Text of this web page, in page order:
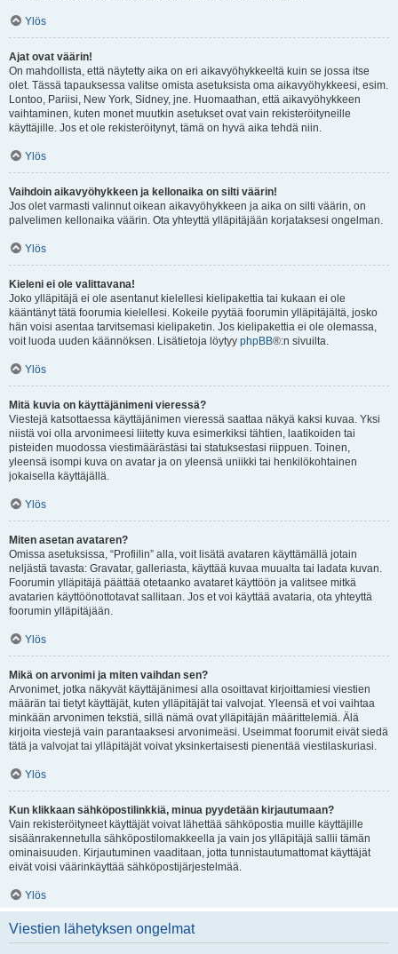
Ylös
Ajat ovat väärin!
On mahdollista, että näytetty aika on eri aikavyöhykkeeltä kuin se jossa itse
olet. Tässä tapauksessa valitse omista asetuksista oma aikavyöhykkeesi, esim.
Lontoo, Pariisi, New York, Sidney, jne. Huomaathan, että aikavyöhykkeen
vaihtaminen, kuten monet muutkin asetukset ovat vain rekisteröityneille
käyttäjille. Jos et ole rekisteröitynyt, tämä on hyvä aika tehdä niin.
Ylös
Vaihdoin aikavyöhykkeen ja kellonaika on silti väärin!
Jos olet varmasti valinnut oikean aikavyöhykkeen ja aika on silti väärin, on
palvelimen kellonaika väärin. Ota yhteyttä ylläpitäjään korjataksesi ongelman.
Ylös
Kieleni ei ole valittavana!
Joko ylläpitäjä ei ole asentanut kielellesi kielipakettia tai kukaan ei ole
kääntänyt tätä foorumia kielellesi. Kokeile pyytää foorumin ylläpitäjältä, josko
hän voisi asentaa tarvitsemasi kielipaketin. Jos kielipakettia ei ole olemassa,
voit luoda uuden käännöksen. Lisätietoja löytyy phpBB®:n sivuilta.
Ylös
Mitä kuvia on käyttäjänimeni vieressä?
Viestejä katsottaessa käyttäjänimen vieressä saattaa näkyä kaksi kuvaa. Yksi
niistä voi olla arvonimeesi liitetty kuva esimerkiksi tähtien, laatikoiden tai
pisteiden muodossa viestimäärästäsi tai statuksestasi riippuen. Toinen,
yleensä isompi kuva on avatar ja on yleensä uniikki tai henkilökohtainen
jokaisella käyttäjällä.
Ylös
Miten asetan avataren?
Omissa asetuksissa, “Profiilin” alla, voit lisätä avataren käyttämällä jotain
neljästä tavasta: Gravatar, galleriasta, käyttää kuvaa muualta tai ladata kuvan.
Foorumin ylläpitäjä päättää otetaanko avataret käyttöön ja valitsee mitkä
avatarien käyttöönottotavat sallitaan. Jos et voi käyttää avataria, ota yhteyttä
foorumin ylläpitäjään.
Ylös
Mikä on arvonimi ja miten vaihdan sen?
Arvonimet, jotka näkyvät käyttäjänimesi alla osoittavat kirjoittamiesi viestien
määrän tai tietyt käyttäjät, kuten ylläpitäjät tai valvojat. Yleensä et voi vaihtaa
minkään arvonimen tekstiä, sillä nämä ovat ylläpitäjän määrittelemiä. Älä
kirjoita viestejä vain parantaaksesi arvonimeäsi. Useimmat foorumit eivät siedä
tätä ja valvojat tai ylläpitäjät voivat yksinkertaisesti pienentää viestilaskuriasi.
Ylös
Kun klikkaan sähköpostilinkkiä, minua pyydetään kirjautumaan?
Vain rekisteröityneet käyttäjät voivat lähettää sähköpostia muille käyttäjille
sisäänrakennetulla sähköpostilomakkeella ja vain jos ylläpitäjä sallii tämän
ominaisuuden. Kirjautuminen vaaditaan, jotta tunnistautumattomat käyttäjät
eivät voisi väärinkäyttää sähköpostijärjestelmää.
Ylös
Viestien lähetyksen ongelmat